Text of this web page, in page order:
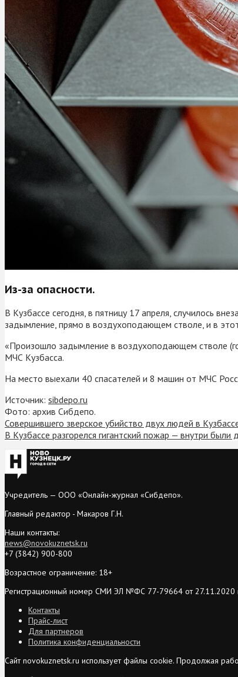
Из-за опасности.
В Кузбассе сегодня, в пятницу 17 апреля, случилось
задымление, прямо в воздухоподающем стволе, и в
«Произошло задымление в воздухоподающем стволе
МЧС Кузбасса.
На место выехали 40 спасателей и 8 машин от МЧС
Источник: sibdepo.ru
Фото: архив Сибдепо.
Совершившего зверское убийство двух людей в
В Кузбассе разгорелся гигантский пожар — внутри были
Учредитель — ООО «Онлайн-журнал «Сибдепо».
Главный редактор - Макаров Г.Н.
Наши контакты:
news@novokuznetsk.ru
+7 (3842) 900-800
Возрастное ограничение: 18+
Регистрационный номер СМИ ЭЛ №ФС 77-79664 от 27.11.2020
Контакты
Прайс-лист
Для партнеров
Политика конфиденциальности
Сайт novokuznetsk.ru использует файлы cookie. Продолжая